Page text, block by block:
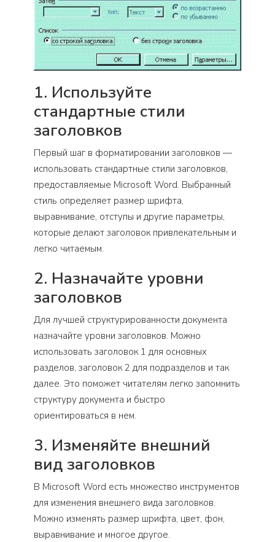
1. Используйте
стандартные стили
заголовков
Первый шаг в форматировании заголовков —
использовать стандартные стили заголовков,
предоставляемые Microsoft Word. Выбранный
стиль определяет размер шрифта,
выравнивание, отступы и другие параметры,
которые делают заголовок привлекательным и
легко читаемым.
2. Назначайте уровни
заголовков
Для лучшей структурированности документа
назначайте уровни заголовков. Можно
использовать заголовок 1 для основных
разделов, заголовок 2 для подразделов и так
далее. Это поможет читателям легко запомнить
структуру документа и быстро
ориентироваться в нем.
3. Изменяйте внешний
вид заголовков
В Microsoft Word есть множество инструментов
для изменения внешнего вида заголовков.
Можно изменять размер шрифта, цвет, фон,
выравнивание и многое другое.